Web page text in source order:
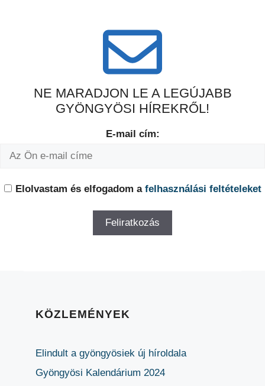
NE MARADJON LE A LEGÚJABB
GYÖNGYÖSI HÍREKRŐL!
E-mail cím:
Elolvastam és elfogadom a felhasználási feltételeket
KÖZLEMÉNYEK
Elindult a gyöngyösiek új híroldala
Gyöngyösi Kalendárium 2024